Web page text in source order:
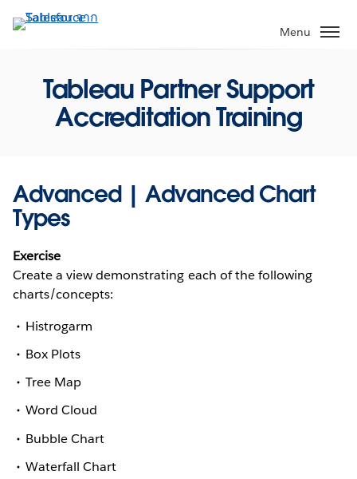
ไป
Menu
Tableau Partner Support
Accreditation Training
Advanced | Advanced Chart
Types
Exercise
Create a view demonstrating each of the following
charts/concepts:
Histrogarm
Box Plots
Tree Map
Word Cloud
Bubble Chart
Waterfall Chart